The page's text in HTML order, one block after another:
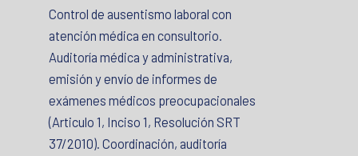
Control de ausentismo laboral con
atención médica en consultorio.
Auditoría médica y administrativa,
emisión y envío de informes de
exámenes médicos preocupacionales
(Articulo 1, Inciso 1, Resolución SRT
37/2010). Coordinación, auditoría